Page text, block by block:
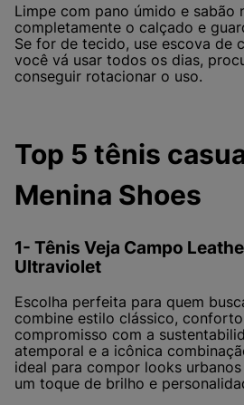
Limpe com pano úmido e sabão
completamente o calçado e
Se for de tecido, use escova de
você vá usar todos os dias,
conseguir rotacionar o uso.
Top 5 tênis
Menina Shoes
1- Tênis Veja Campo
Ultraviolet
Escolha perfeita para quem
combine estilo clássico,
compromisso com a
atemporal e a icônica
ideal para compor looks
um toque de brilho e